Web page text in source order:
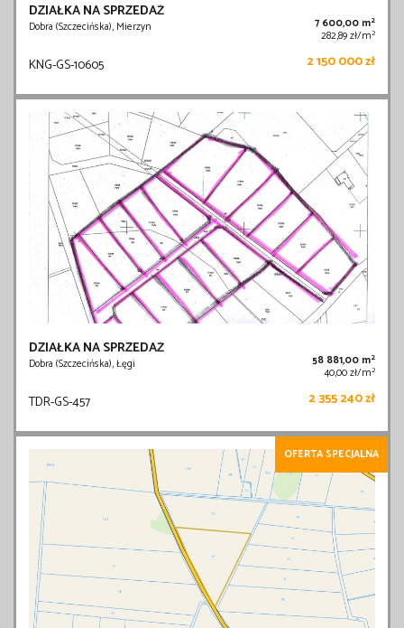
DZIAŁKA NA SPRZEDAŻ
Dobra (Szczecińska), Mierzyn 7 600,00 m2
282,89 zł/m2
KNG-GS-10605 2 150 000 zł
DZIAŁKA NA SPRZEDAŻ
Dobra (Szczecińska), Łęgi 58 881,00 m2
40,00 zł/m2
TDR-GS-457 2 355 240 zł
OFERTA SPECJALNA